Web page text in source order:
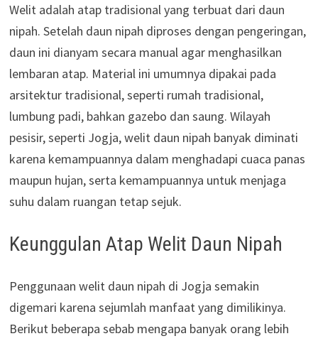
Welit adalah atap tradisional yang terbuat dari daun
nipah. Setelah daun nipah diproses dengan pengeringan,
daun ini dianyam secara manual agar menghasilkan
lembaran atap. Material ini umumnya dipakai pada
arsitektur tradisional, seperti rumah tradisional,
lumbung padi, bahkan gazebo dan saung. Wilayah
pesisir, seperti Jogja, welit daun nipah banyak diminati
karena kemampuannya dalam menghadapi cuaca panas
maupun hujan, serta kemampuannya untuk menjaga
suhu dalam ruangan tetap sejuk.
Keunggulan Atap Welit Daun Nipah
Penggunaan welit daun nipah di Jogja semakin
digemari karena sejumlah manfaat yang dimilikinya.
Berikut beberapa sebab mengapa banyak orang lebih